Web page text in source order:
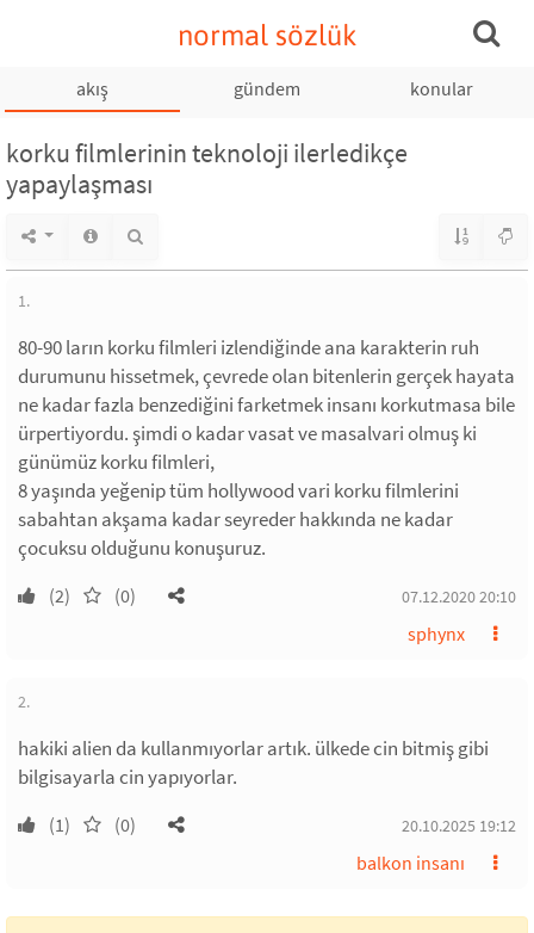
normal sözlük
akış gündem konular
korku filmlerinin teknoloji ilerledikçe
yapaylaşması
1.
80-90 ların korku filmleri izlendiğinde ana karakterin ruh
durumunu hissetmek, çevrede olan bitenlerin gerçek hayata
ne kadar fazla benzediğini farketmek insanı korkutmasa bile
ürpertiyordu. şimdi o kadar vasat ve masalvari olmuş ki
günümüz korku filmleri,
8 yaşında yeğenip tüm hollywood vari korku filmlerini
sabahtan akşama kadar seyreder hakkında ne kadar
çocuksu olduğunu konuşuruz.
(2) (0) 07.12.2020 20:10
sphynx
2.
hakiki alien da kullanmıyorlar artık. ülkede cin bitmiş gibi
bilgisayarla cin yapıyorlar.
(1) (0) 20.10.2025 19:12
balkon insanı